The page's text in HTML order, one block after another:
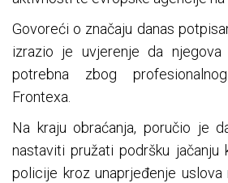
Govoreći o značaju danas
izrazio je uvjerenje da
potrebna zbog
Frontexa.
Na kraju obraćanja, poručio je
nastaviti pružati podršku jačanju
policije kroz unaprjeđenje uslova